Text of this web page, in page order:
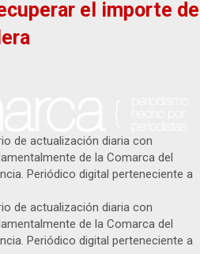
el importe de
de actualización diaria con
de la Comarca del
Periódico digital perteneciente a
de actualización diaria con
de la Comarca del
Periódico digital perteneciente a